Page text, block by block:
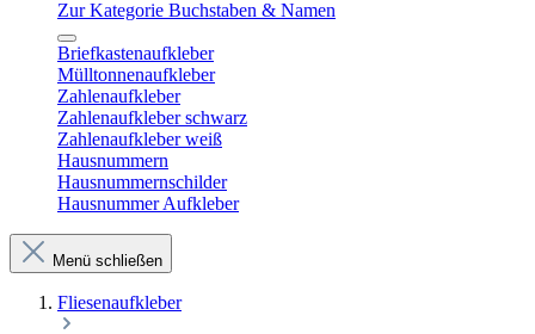
Zur Kategorie Buchstaben & Namen
Briefkastenaufkleber
Mülltonnenaufkleber
Zahlenaufkleber
Zahlenaufkleber schwarz
Zahlenaufkleber weiß
Hausnummern
Hausnummernschilder
Hausnummer Aufkleber
Menü schließen
Fliesenaufkleber